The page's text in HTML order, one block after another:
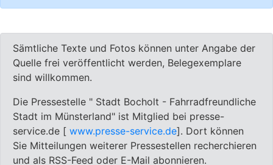
Sämtliche Texte und Fotos können unter Angabe der
Quelle frei veröffentlicht werden, Belegexemplare
sind willkommen.
Die Pressestelle " Stadt Bocholt - Fahrradfreundliche
Stadt im Münsterland" ist Mitglied bei presse-
service.de [ www.presse-service.de]. Dort können
Sie Mitteilungen weiterer Pressestellen recherchieren
und als RSS-Feed oder E-Mail abonnieren.